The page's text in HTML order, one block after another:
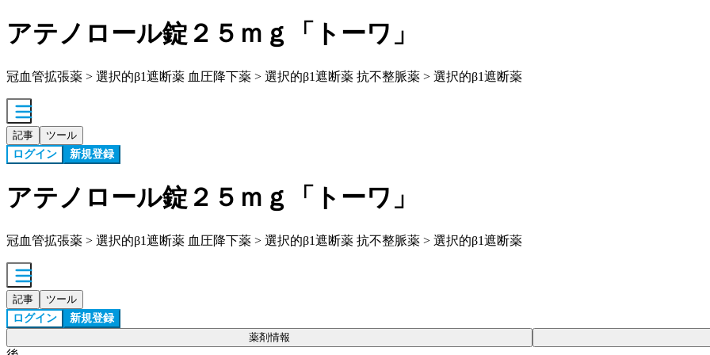
アテノロール錠２５ｍｇ「トーワ」
冠血管拡張薬 > 選択的β1遮断薬 血圧降下薬 > 選択的β1遮断薬 抗不整脈薬 > 選択的β1遮断薬
記事 ツール
ログイン 新規登録
アテノロール錠２５ｍｇ「トーワ」
冠血管拡張薬 > 選択的β1遮断薬 血圧降下薬 > 選択的β1遮断薬 抗不整脈薬 > 選択的β1遮断薬
記事 ツール
ログイン 新規登録
薬剤情報